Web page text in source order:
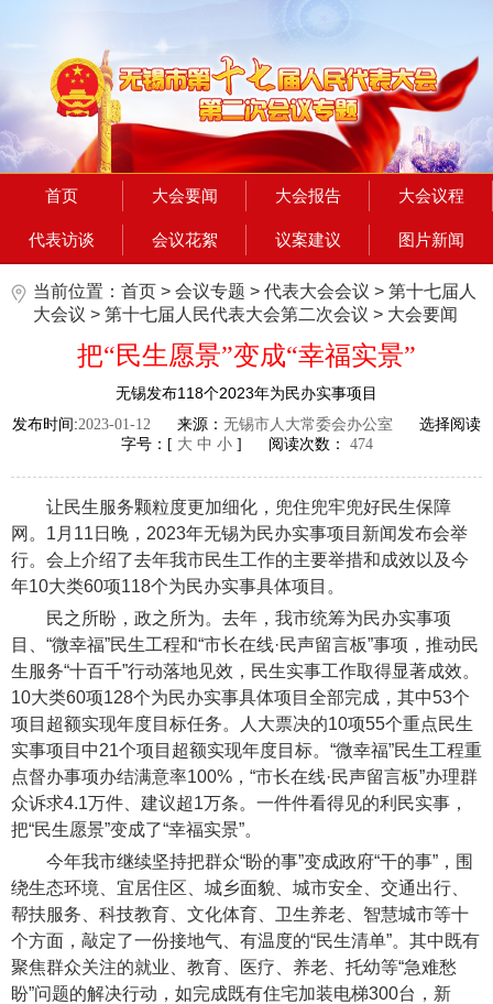
首页 大会要闻 大会报告 大会议程
代表访谈 会议花絮 议案建议 图片新闻
当前位置： 首页 > 会议专题 > 代表大会会议 > 第十七届人
大会议 > 第十七届人民代表大会第二次会议 > 大会要闻
把“民生愿景”变成“幸福实景”
无锡发布118个2023年为民办实事项目
发布时间:2023-01-12 来源： 无锡市人大常委会办公室 选择阅读
字号：[ 大 中 小] 阅读次数： 474
让民生服务颗粒度更加细化，兜住兜牢兜好民生保障
网。1月11日晚，2023年无锡为民办实事项目新闻发布会举
行。会上介绍了去年我市民生工作的主要举措和成效以及今
年10大类60项118个为民办实事具体项目。
民之所盼，政之所为。去年，我市统筹为民办实事项
目、“微幸福”民生工程和“市长在线·民声留言板”事项，推动民
生服务“十百千”行动落地见效，民生实事工作取得显著成效。
10大类60项128个为民办实事具体项目全部完成，其中53个
项目超额实现年度目标任务。人大票决的10项55个重点民生
实事项目中21个项目超额实现年度目标。“微幸福”民生工程重
点督办事项办结满意率100%，“市长在线·民声留言板”办理群
众诉求4.1万件、建议超1万条。一件件看得见的利民实事，
把“民生愿景”变成了“幸福实景”。
今年我市继续坚持把群众“盼的事”变成政府“干的事”，围
绕生态环境、宜居住区、城乡面貌、城市安全、交通出行、
帮扶服务、科技教育、文化体育、卫生养老、智慧城市等十
个方面，敲定了一份接地气、有温度的“民生清单”。其中既有
聚焦群众关注的就业、教育、医疗、养老、托幼等“急难愁
盼”问题的解决行动，如完成既有住宅加装电梯300台，新